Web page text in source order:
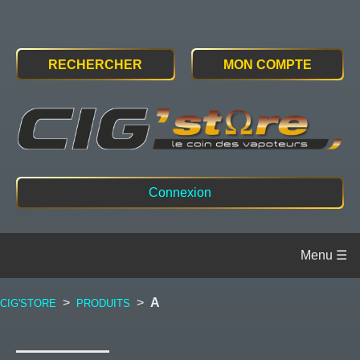
RECHERCHER MON COMPTE
Connexion
CIG'STORE > PRODUITS > A